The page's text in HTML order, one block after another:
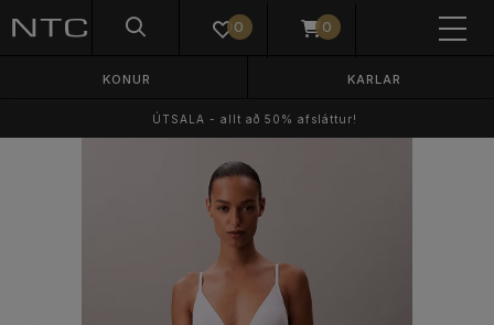
0 0
KONUR KARLAR
ÚTSALA - allt að 50% afsláttur!